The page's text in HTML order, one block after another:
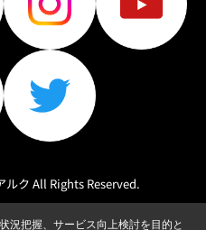
ク All Rights Reserved.
況把握、サービス向上検討を目的と